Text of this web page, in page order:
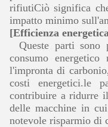
rifiutiCiò significa
impatto minimo
[Efficienza
Queste parti sono
consumo
l'impronta di
costi energetici.le
contribuire a ridurre
delle macchine in
notevole risparmio di